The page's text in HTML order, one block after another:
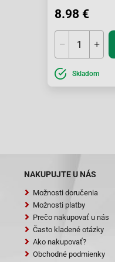
POLARIS
QUADZILLA
8.98 €
Skladom
NAKUPUJTE U NÁS
Možnosti doručenia
Možnosti platby
Prečo nakupovať u nás
Často kladené otázky
Ako nakupovať?
Obchodné podmienky